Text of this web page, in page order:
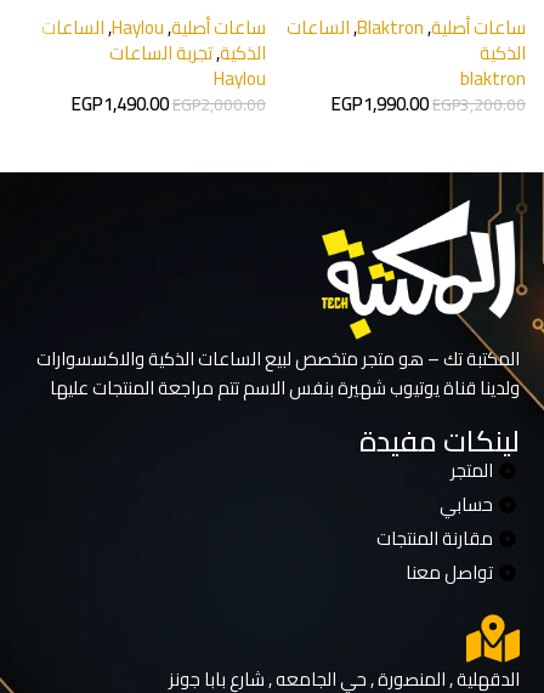
ساعات أصلية,
Blaktron
,الساعات
الذكية
blaktron
EGP3,200.00
EGP1,990.00
ساعات أصلية,
Haylou
,الساعات
الذكية,تجربة الساعات
Haylou
EGP2,000.00
EGP1,490.00
المكتبة تك – هو متجر متخصص لبيع الساعات الذكية والاكسسوارات
ولدينا قناة يوتيوب شهيرة بنفس الاسم تتم مراجعة المنتجات عليها
لينكات مفيدة
المتجر
حسابي
مقارنة المنتجات
تواصل معنا
الدقهلية , المنصورة , حي الجامعه , شارع بابا جونز